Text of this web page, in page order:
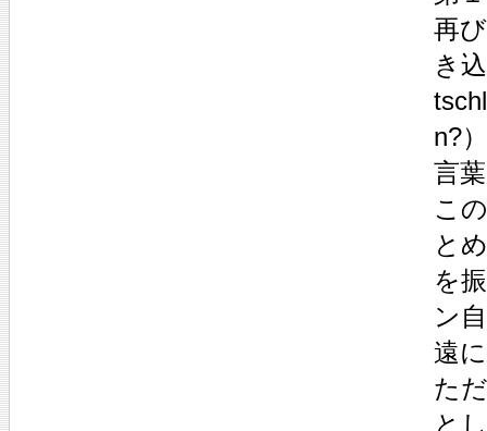
再
き
n?
言
こ
と
を
ン
遠
た
と